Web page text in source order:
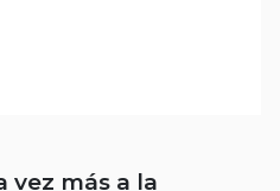
vez más a la